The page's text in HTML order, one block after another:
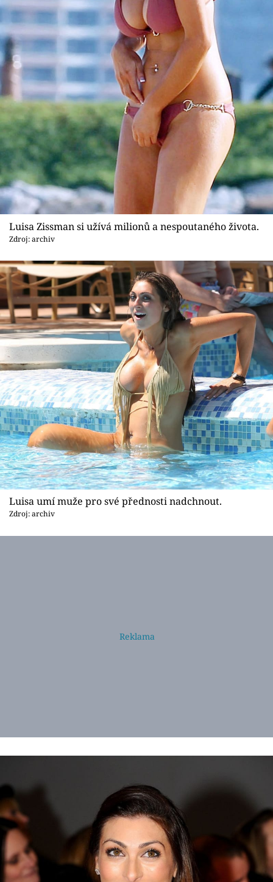
Videa
Sledujte prima+
Přihlášení
Sledujte nás
Luisa Zissman si užívá milionů a nespoutaného života.
Zdroj: archiv
Luisa umí muže pro své přednosti nadchnout.
Zdroj: archiv